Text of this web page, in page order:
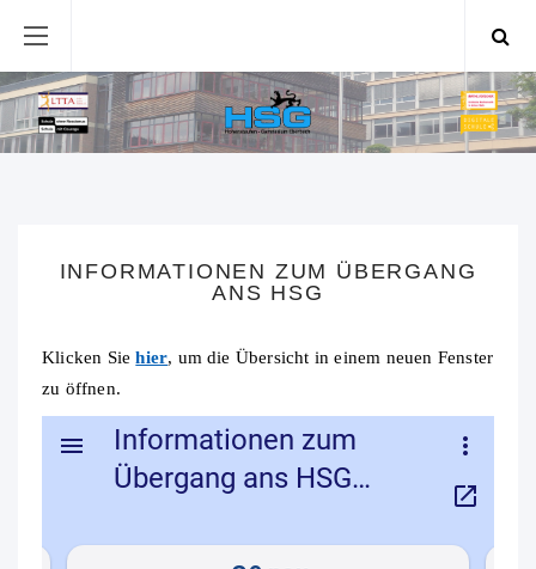
INFORMATIONEN ZUM ÜBERGANG
ANS HSG
Klicken Siehier, um die Übersicht in einem neuen Fenster
zu öffnen.